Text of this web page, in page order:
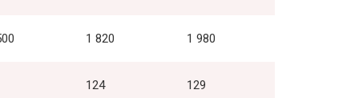
1 820 1 980
124 129